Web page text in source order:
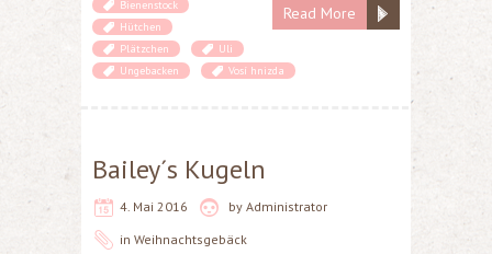
Read More
Bienenstock
Hütchen
Plätzchen
Uli
Ungebacken
Vosí hnizda
Bailey´s Kugeln
4. Mai 2016 by Administrator
in Weihnachtsgebäck